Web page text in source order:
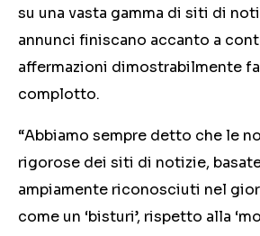
su una vasta gamma di siti di
annunci finiscano accanto a
affermazioni dimostrabilmente
complotto.
“Abbiamo sempre detto che le
rigorose dei siti di notizie,
ampiamente riconosciuti nel
come un ‘bisturi’, rispetto alla